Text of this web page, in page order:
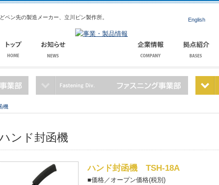
ペン先の製造メーカー、立川ピン製作所。 English
機
ンド封函機
ハンド封函機 TSH-18A
■価格／オープン価格(税別)